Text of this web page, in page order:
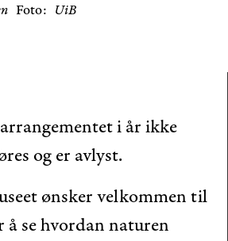
Foto UiB
i år ikke
og er avlyst.
ønsker velkommen til
å se hvordan naturen